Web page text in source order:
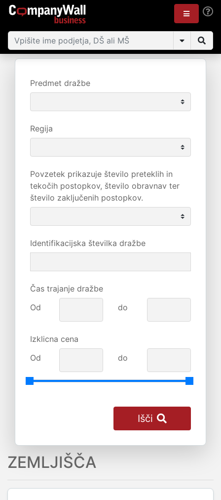
Predmet dražbe
Regija
Povzetek prikazuje število preteklih in
tekočih postopkov, število obravnav ter
število zaključenih postopkov.
Identifikacijska številka dražbe
Čas trajanje dražbe
Od
do
Izklicna cena
Od
do
Išči
ZEMLJIŠČA